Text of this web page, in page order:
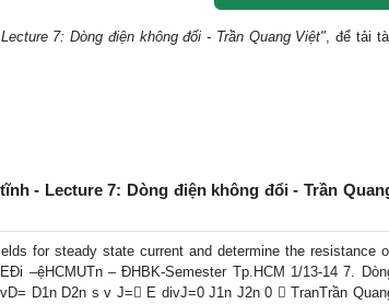
7: Dòng điện không đổi - Trần Quang Việt", để tải
- Lecture 7: Dòng điện không đổi - Trần
for steady state current and determine the resistance
–ệHCMUTn – ĐHBK-Semester Tp.HCM 1/13-14 7.
D1n D2n s v J= E divJ=0 J1n J2n 0  TranTrần